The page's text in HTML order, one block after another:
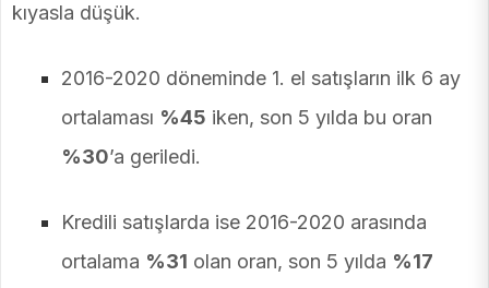
kıyasla düşük.
2016-2020 döneminde 1. el satışların ilk 6 ay
ortalaması %45 iken, son 5 yılda bu oran
%30’a geriledi.
Kredili satışlarda ise 2016-2020 arasında
ortalama %31 olan oran, son 5 yılda %17